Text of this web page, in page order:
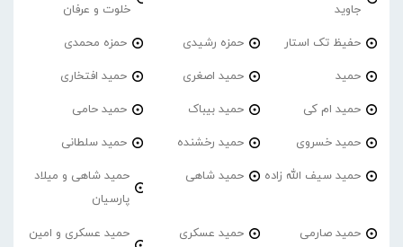
جاوید
خلوت و عرفان
حفیظ تک استار حمزه رشیدی حمزه محمدی
حمید حمید اصغری حمید افتخاری
حمید ام کی حمید بیباک حمید حامی
حمید خسروی حمید رخشنده حمید سلطانی
حمید سیف الله زاده حمید شاهی
حمید شاهی و میلاد
پارسیان
حمید صارمی حمید عسکری
حمید عسکری و امین